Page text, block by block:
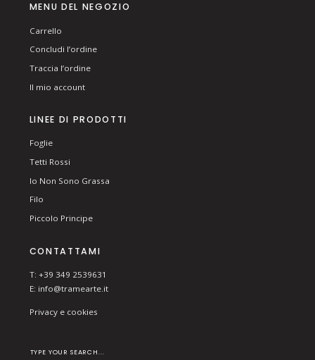
MENU DEL NEGOZIO
Carrello
Concludi l’ordine
Traccia l’ordine
Il mio account
LINEE DI PRODOTTI
Foglie
Tetti Rossi
Io Non Sono Grassa
Filo
Piccolo Principe
CONTATTAMI
T: +39 349 2539631
E: info@tramearte.it
Privacy e cookies